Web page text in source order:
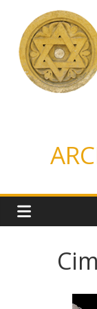
contenuto